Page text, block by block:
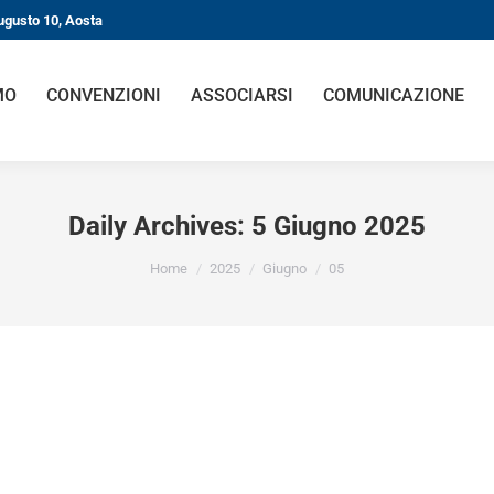
10, Aosta
CONVENZIONI ASSOCIARSI COMUNICAZIONE
Daily Archives: 5 Giugno 2025
Home 2025 Giugno 05